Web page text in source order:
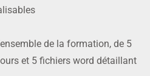
de la formation, de 5
et 5 fichiers word détaillant